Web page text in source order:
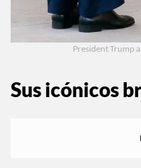
President Trump
Sus icónicos